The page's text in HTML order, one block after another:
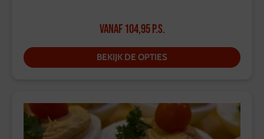
Vanaf104,95p.s.
BEKIJK DE OPTIES